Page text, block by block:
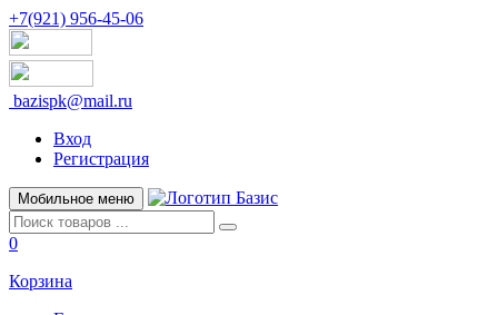
+7(921) 956-45-06
bazispk@mail.ru
Вход
Регистрация
Мобильное меню
0
Корзина